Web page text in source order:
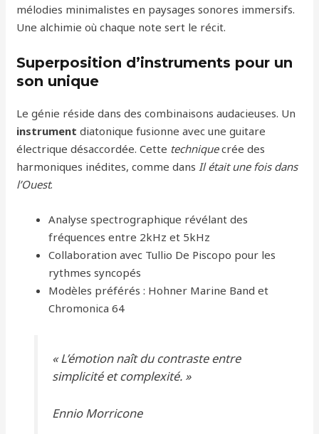
mélodies minimalistes en paysages sonores immersifs.
Une alchimie où chaque note sert le récit.
Superposition d’instruments pour un
son unique
Le génie réside dans des combinaisons audacieuses. Un
instrument diatonique fusionne avec une guitare
électrique désaccordée. Cette techniquecrée des
harmoniques inédites, comme dansIl était une fois dans
l’Ouest.
Analyse spectrographique révélant des
fréquences entre 2kHz et 5kHz
Collaboration avec Tullio De Piscopo pour les
rythmes syncopés
Modèles préférés : Hohner Marine Band et
Chromonica 64
« L’émotion naît du contraste entre
simplicité et complexité. »
Ennio Morricone